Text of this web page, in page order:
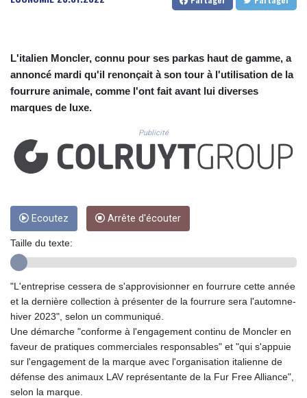
CUC 1.156162
DJF 205.33259
DKK 7.475775
DOP 67.310518
ERN 17.342436
ETB 186.10863
FJD 2.553443
GEL 3.018079
GGP 0.857585
GIP 0.857585
GNF 10126.955552
GTQ 8.797491
GYD 241.183453
HKD 9.070539
HNL 30.905421
HRK 7.534365
HTG 150.766609
L'italien Moncler, connu pour ses parkas haut de gamme, a
annoncé mardi qu'il renonçait à son tour à l'utilisation de la
fourrure animale, comme l'ont fait avant lui diverses
marques de luxe.
Publicité
Ecoutez Arrête d'écouter
Taille du texte:
"L'entreprise cessera de s'approvisionner en fourrure cette année
et la dernière collection à présenter de la fourrure sera l'automne-
hiver 2023", selon un communiqué.
Une démarche "conforme à l'engagement continu de Moncler en
faveur de pratiques commerciales responsables" et "qui s'appuie
sur l'engagement de la marque avec l'organisation italienne de
défense des animaux LAV représentante de la Fur Free Alliance",
selon la marque.